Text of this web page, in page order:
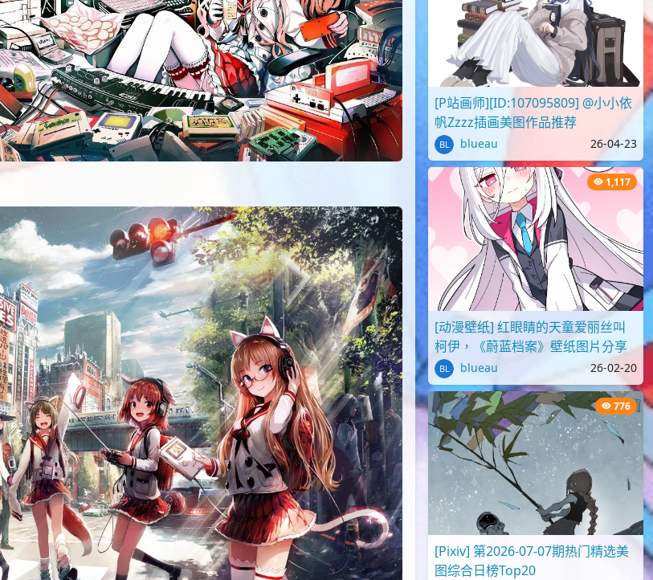
[P站画师][ID:107095809] @小小依
帆Zzzz插画美图作品推荐
blueau 26-04-23
1,117
[动漫壁纸] 红眼睛的天童爱丽丝叫
柯伊，《蔚蓝档案》壁纸图片分享
blueau 26-02-20
776
[Pixiv] 第2026-07-07期热门精选美
图综合日榜Top20